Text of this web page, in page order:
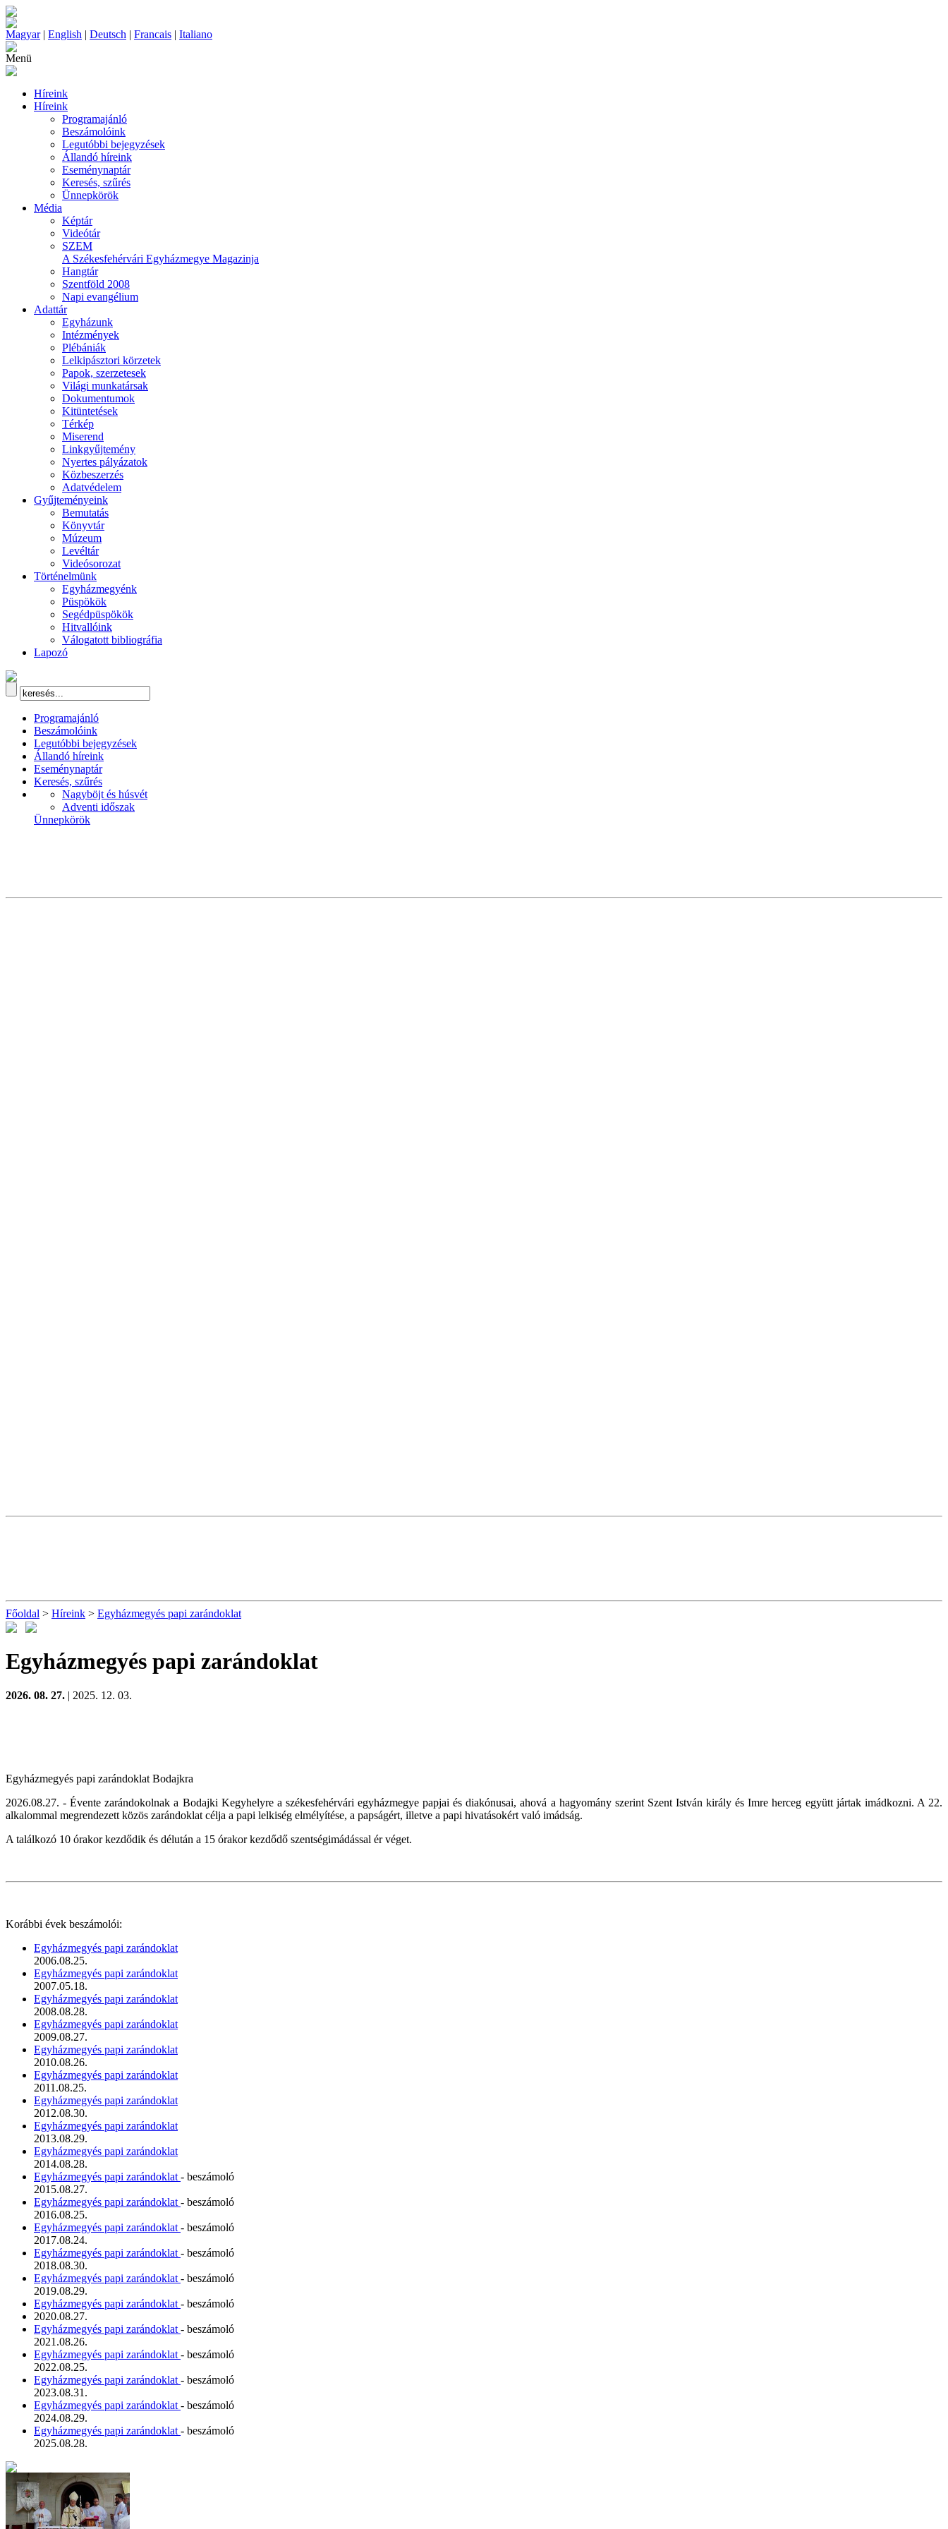
Magyar| English | Deutsch | Francais | Italiano
Menü
Híreink
Híreink
Programajánló
Beszámolóink
Legutóbbi bejegyzések
Állandó híreink
Eseménynaptár
Keresés, szűrés
Ünnepkörök
Média
Képtár
Videótár
SZEM
A Székesfehérvári Egyházmegye Magazinja
Hangtár
Szentföld 2008
Napi evangélium
Adattár
Egyházunk
Intézmények
Plébániák
Lelkipásztori körzetek
Papok, szerzetesek
Világi munkatársak
Dokumentumok
Kitüntetések
Térkép
Miserend
Linkgyűjtemény
Nyertes pályázatok
Közbeszerzés
Adatvédelem
Gyűjteményeink
Bemutatás
Könyvtár
Múzeum
Levéltár
Videósorozat
Történelmünk
Egyházmegyénk
Püspökök
Segédpüspökök
Hitvallóink
Válogatott bibliográfia
Lapozó
Programajánló
Beszámolóink
Legutóbbi bejegyzések
Állandó híreink
Eseménynaptár
Keresés, szűrés
Nagyböjt és húsvét
Adventi időszak
Ünnepkörök
Főoldal > Híreink > Egyházmegyés papi zarándoklat
Egyházmegyés papi zarándoklat
2026. 08. 27. | 2025. 12. 03.
Egyházmegyés papi zarándoklat Bodajkra
2026.08.27. - Évente zarándokolnak a Bodajki Kegyhelyre a székesfehérvári egyházmegye papjai és diakónusai, ahová a hagyomány szerint Szent István király és Imre herceg együtt jártak imádkozni. A 22.
alkalommal megrendezett közös zarándoklat célja a papi lelkiség elmélyítése, a papságért, illetve a papi hivatásokért való imádság.
A találkozó 10 órakor kezdődik és délután a 15 órakor kezdődő szentségimádással ér véget.
Korábbi évek beszámolói:
Egyházmegyés papi zarándoklat
2006.08.25.
Egyházmegyés papi zarándoklat
2007.05.18.
Egyházmegyés papi zarándoklat
2008.08.28.
Egyházmegyés papi zarándoklat
2009.08.27.
Egyházmegyés papi zarándoklat
2010.08.26.
Egyházmegyés papi zarándoklat
2011.08.25.
Egyházmegyés papi zarándoklat
2012.08.30.
Egyházmegyés papi zarándoklat
2013.08.29.
Egyházmegyés papi zarándoklat
2014.08.28.
Egyházmegyés papi zarándoklat - beszámoló
2015.08.27.
Egyházmegyés papi zarándoklat - beszámoló
2016.08.25.
Egyházmegyés papi zarándoklat - beszámoló
2017.08.24.
Egyházmegyés papi zarándoklat - beszámoló
2018.08.30.
Egyházmegyés papi zarándoklat - beszámoló
2019.08.29.
Egyházmegyés papi zarándoklat - beszámoló
2020.08.27.
Egyházmegyés papi zarándoklat - beszámoló
2021.08.26.
Egyházmegyés papi zarándoklat - beszámoló
2022.08.25.
Egyházmegyés papi zarándoklat - beszámoló
2023.08.31.
Egyházmegyés papi zarándoklat - beszámoló
2024.08.29.
Egyházmegyés papi zarándoklat - beszámoló
2025.08.28.